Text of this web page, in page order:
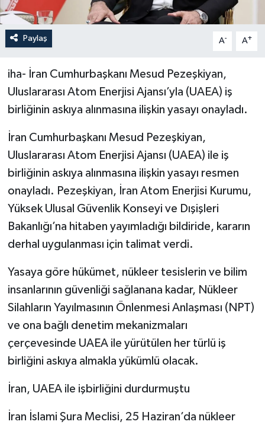
Paylaş A- A+
iha- İran Cumhurbaşkanı Mesud Pezeşkiyan,
Uluslararası Atom Enerjisi Ajansı’yla (UAEA) iş
birliğinin askıya alınmasına ilişkin yasayı onayladı.
İran Cumhurbaşkanı Mesud Pezeşkiyan,
Uluslararası Atom Enerjisi Ajansı (UAEA) ile iş
birliğinin askıya alınmasına ilişkin yasayı resmen
onayladı. Pezeşkiyan, İran Atom Enerjisi Kurumu,
Yüksek Ulusal Güvenlik Konseyi ve Dışişleri
Bakanlığı’na hitaben yayımladığı bildiride, kararın
derhal uygulanması için talimat verdi.
Yasaya göre hükümet, nükleer tesislerin ve bilim
insanlarının güvenliği sağlanana kadar, Nükleer
Silahların Yayılmasının Önlenmesi Anlaşması (NPT)
ve ona bağlı denetim mekanizmaları
çerçevesinde UAEA ile yürütülen her türlü iş
birliğini askıya almakla yükümlü olacak.
İran, UAEA ile işbirliğini durdurmuştu
İran İslami Şura Meclisi, 25 Haziran’da nükleer
SPOR